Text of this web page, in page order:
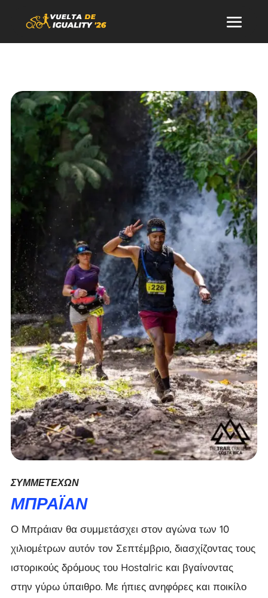
ΣΥΜΜΕΤΈΧΩΝ
ΜΠΡΆΙΑΝ
Ο Μπράιαν θα συμμετάσχει στον αγώνα των 10
χιλιομέτρων αυτόν τον Σεπτέμβριο, διασχίζοντας τους
ιστορικούς δρόμους του Hostalric και βγαίνοντας
στην γύρω ύπαιθρο. Με ήπιες ανηφόρες και ποικίλο